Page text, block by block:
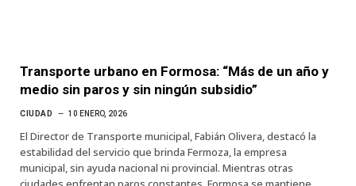
Transporte urbano en Formosa: “Más de un año y
medio sin paros y sin ningún subsidio”
CIUDAD 10 ENERO, 2026
El Director de Transporte municipal, Fabián Olivera, destacó la
estabilidad del servicio que brinda Fermoza, la empresa
municipal, sin ayuda nacional ni provincial. Mientras otras